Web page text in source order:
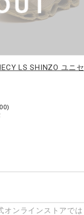
LS SHINZO ユニセ
オンラインストアで